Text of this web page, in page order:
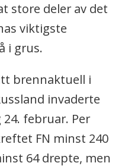
store deler av det
viktigste
i grus.
brennaktuell i
invaderte
februar. Per
FN minst 240
64 drepte, men